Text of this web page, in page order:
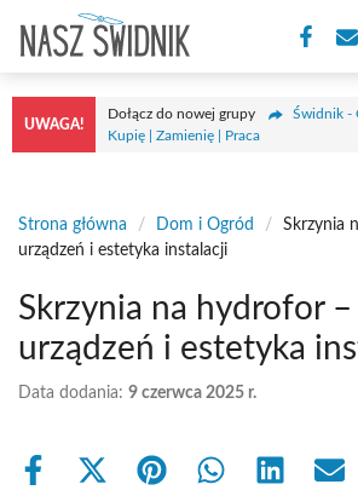
treści
UWAGA!
Dołącz do nowej grupy
Świdnik -
Kupię | Zamienię | Praca
Strona główna / Dom i Ogród /
Skrzynia
urządzeń i estetyka instalacji
Skrzynia na hydrofor
urządzeń i estetyka
Data dodania: 9 czerwca 2025 r.
Share
Share Share Share Share